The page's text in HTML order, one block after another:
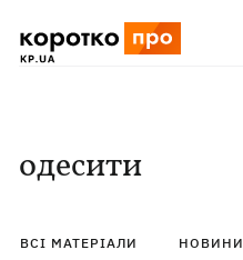
одесити
ВСІ МАТЕРІАЛИ НОВИНИ